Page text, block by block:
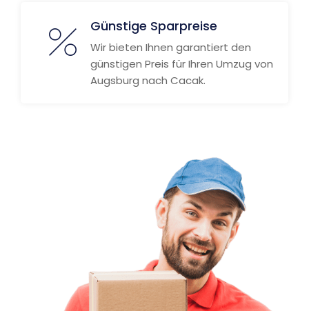
Günstige Sparpreise
Wir bieten Ihnen garantiert den
günstigen Preis für Ihren Umzug von
Augsburg nach Cacak.